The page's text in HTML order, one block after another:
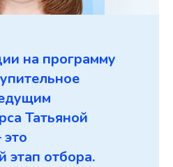
на программу
Татьяной
этап отбора.